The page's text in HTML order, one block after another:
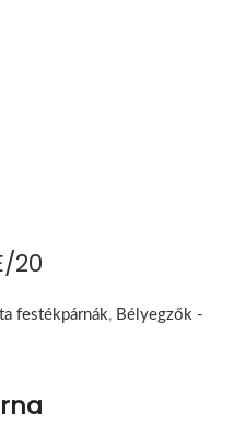
20
festékpárnák, Bélyegzők -